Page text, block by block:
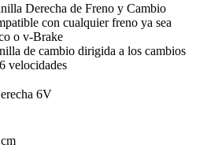
Derecha de Freno y Cambio
con cualquier freno ya sea
o v-Brake
de cambio dirigida a los cambios
velocidades
6V